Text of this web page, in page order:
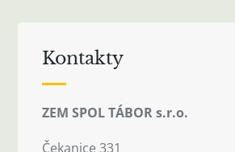
Kontakty
ZEM SPOL TÁBOR s.r.o.
Čekanice 331